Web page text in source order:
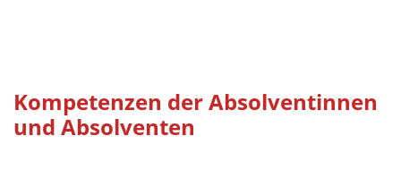
Kompetenzen der Absolventinnen
und Absolventen